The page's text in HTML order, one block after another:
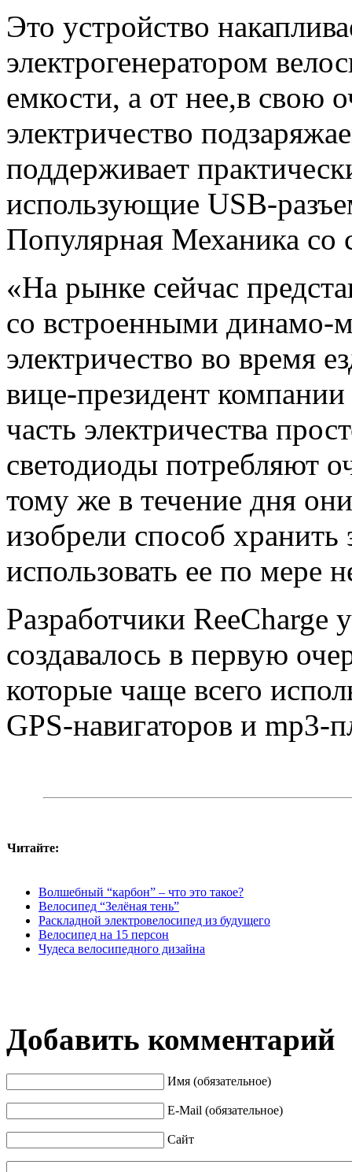
Это устройство
электрогенератором
емкости, а от нее,в свою
электричество
поддерживает
использующие USB-
Популярная Механика со
«На рынке сейчас
со встроенными
электричество во время
вице-президент
часть электричества
светодиоды потребляют
тому же в течение дня
изобрели способ
использовать ее по мере
Разработчики ReeCharge
создавалось в первую
которые чаще всего
GPS-навигаторов и mp3-
Читайте:
Волшебный “карбон” – что это такое?
Велосипед “Зелёная тень”
Раскладной электровелосипед из будущего
Велосипед на 15 персон
Чудеса велосипедного дизайна
Добавить комментарий
Имя (обязательное)
E-Mail (обязательное)
Сайт